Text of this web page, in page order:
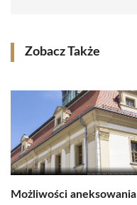
Zobacz Także
Możliwości aneksowania